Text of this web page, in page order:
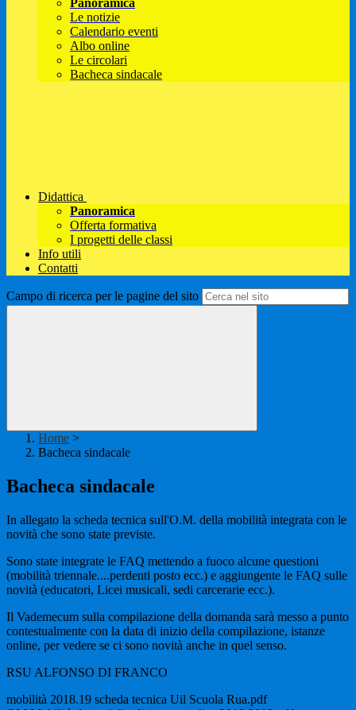
Panoramica
Le notizie
Calendario eventi
Albo online
Le circolari
Bacheca sindacale
Didattica
Panoramica
Offerta formativa
I progetti delle classi
Info utili
Contatti
Campo di ricerca per le pagine del sito
Home >
Bacheca sindacale
Bacheca sindacale
In allegato la scheda tecnica sull'O.M. della mobilità integrata con le
novità che sono state previste.
Sono state integrate le FAQ mettendo a fuoco alcune questioni
(mobilità triennale....perdenti posto ecc.) e aggiungente le FAQ sulle
novità (educatori, Licei musicali, sedi carcerarie ecc.).
Il Vademecum sulla compilazione della domanda sarà messo a punto
contestualmente con la data di inizio della compilazione, istanze
online, per vedere se ci sono novità anche in quel senso.
RSU ALFONSO DI FRANCO
mobilità 2018.19 scheda tecnica Uil Scuola Rua.pdf